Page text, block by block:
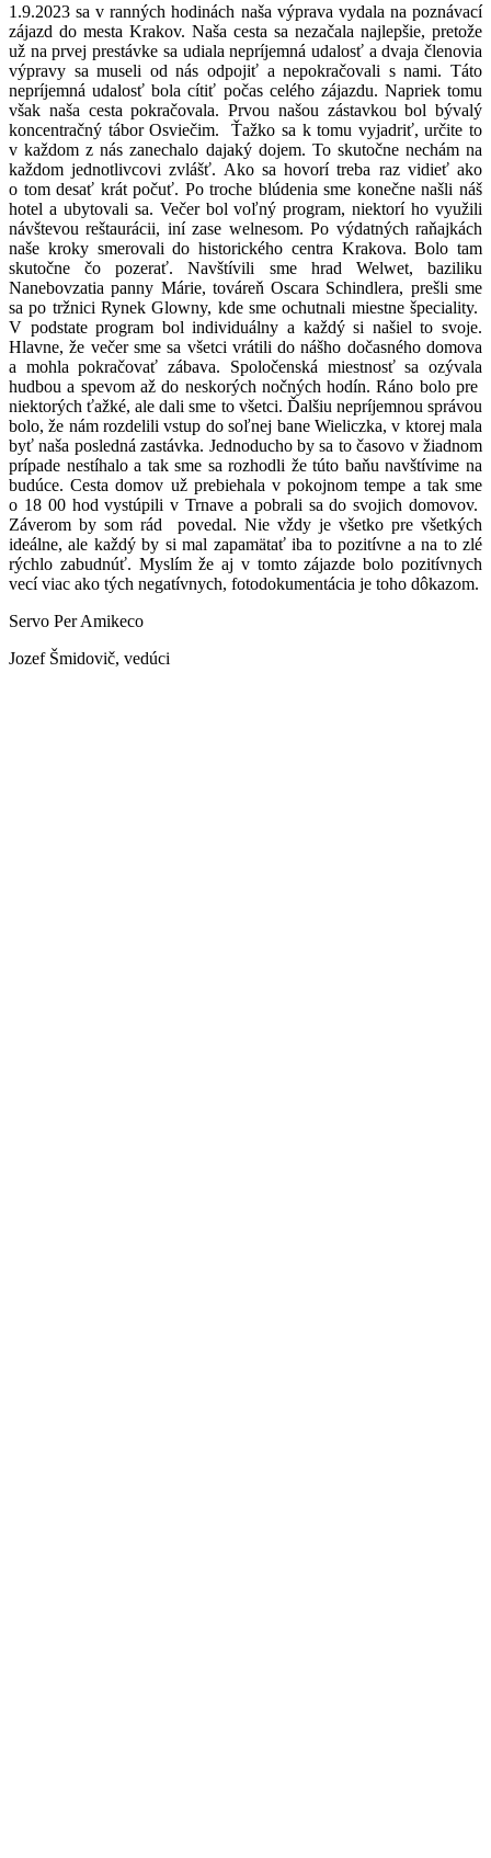
1.9.2023 sa v ranných hodinách naša výprava vydala na poznávací
zájazd do mesta Krakov. Naša cesta sa nezačala najlepšie, pretože
už na prvej prestávke sa udiala nepríjemná udalosť a dvaja členovia
výpravy sa museli od nás odpojiť a nepokračovali s nami. Táto
nepríjemná udalosť bola cítiť počas celého zájazdu. Napriek tomu
však naša cesta pokračovala. Prvou našou zástavkou bol bývalý
koncentračný tábor Osviečim. Ťažko sa k tomu vyjadriť, určite to
v každom z nás zanechalo dajaký dojem. To skutočne nechám na
každom jednotlivcovi zvlášť. Ako sa hovorí treba raz vidieť ako
o tom desať krát počuť. Po troche blúdenia sme konečne našli náš
hotel a ubytovali sa. Večer bol voľný program, niektorí ho využili
návštevou reštaurácii, iní zase welnesom. Po výdatných raňajkách
naše kroky smerovali do historického centra Krakova. Bolo tam
skutočne čo pozerať. Navštívili sme hrad Welwet, baziliku
Nanebovzatia panny Márie, továreň Oscara Schindlera, prešli sme
sa po tržnici Rynek Glowny, kde sme ochutnali miestne špeciality.
V podstate program bol individuálny a každý si našiel to svoje.
Hlavne, že večer sme sa všetci vrátili do nášho dočasného domova
a mohla pokračovať zábava. Spoločenská miestnosť sa ozývala
hudbou a spevom až do neskorých nočných hodín. Ráno bolo pre
niektorých ťažké, ale dali sme to všetci. Ďalšiu nepríjemnou správou
bolo, že nám rozdelili vstup do soľnej bane Wieliczka, v ktorej mala
byť naša posledná zastávka. Jednoducho by sa to časovo v žiadnom
prípade nestíhalo a tak sme sa rozhodli že túto baňu navštívime na
budúce. Cesta domov už prebiehala v pokojnom tempe a tak sme
o 18 00 hod vystúpili v Trnave a pobrali sa do svojich domovov.
Záverom by som rád povedal. Nie vždy je všetko pre všetkých
ideálne, ale každý by si mal zapamätať iba to pozitívne a na to zlé
rýchlo zabudnúť. Myslím že aj v tomto zájazde bolo pozitívnych
vecí viac ako tých negatívnych, fotodokumentácia je toho dôkazom.
Servo Per Amikeco
Jozef Šmidovič, vedúci